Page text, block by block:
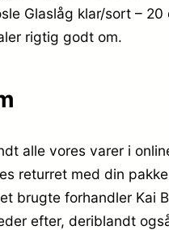
Glaslåg klar/sort –
rigtig godt om.
alle vores varer i
returret med din
brugte forhandler
efter, deriblandt